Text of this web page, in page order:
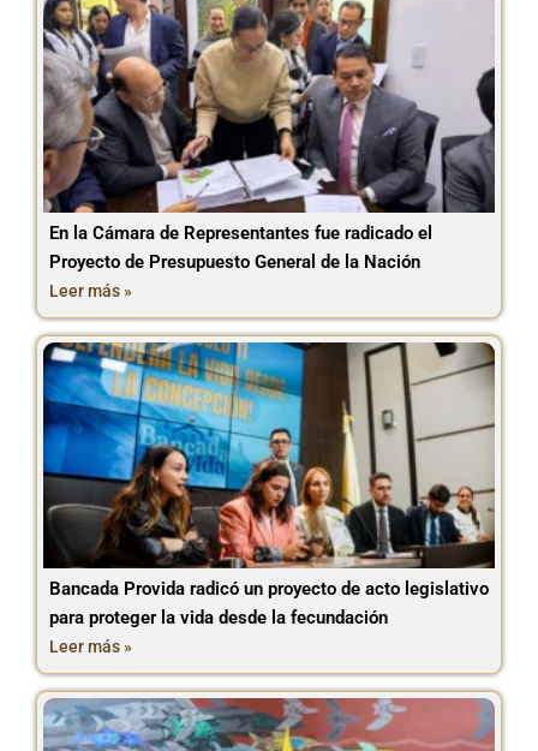
En la Cámara de Representantes fue radicado el
Proyecto de Presupuesto General de la Nación
Leer más »
Bancada Provida radicó un proyecto de acto legislativo
para proteger la vida desde la fecundación
Leer más »